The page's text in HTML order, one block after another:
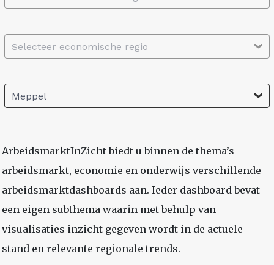
Selecteer economische regio
Meppel
ArbeidsmarktInZicht biedt u binnen de thema’s
arbeidsmarkt, economie en onderwijs verschillende
arbeidsmarktdashboards aan. Ieder dashboard bevat
een eigen subthema waarin met behulp van
visualisaties inzicht gegeven wordt in de actuele
stand en relevante regionale trends.